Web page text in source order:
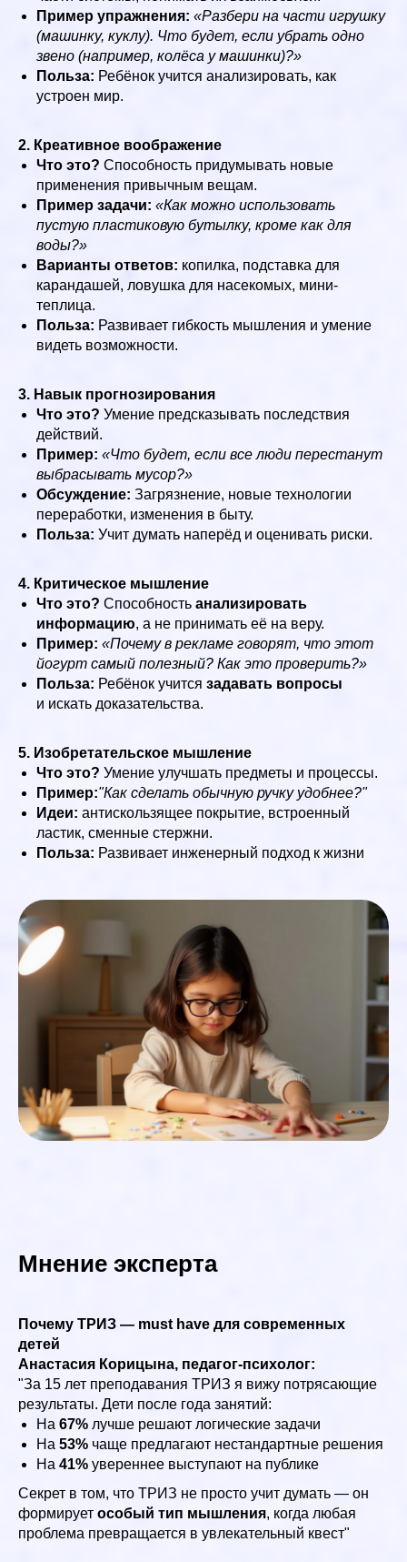
Пример упражнения: «Разбери на части игрушку
(машинку, куклу). Что будет, если убрать одно
звено (например, колёса у машинки)?»
Польза: Ребёнок учится анализировать, как
устроен мир.
2. Креативное воображение
Что это? Способность придумывать новые
применения привычным вещам.
Пример задачи: «Как можно использовать
пустую пластиковую бутылку, кроме как для
воды?»
Варианты ответов: копилка, подставка для
карандашей, ловушка для насекомых, мини-
теплица.
Польза: Развивает гибкость мышления и умение
видеть возможности.
3. Навык прогнозирования
Что это? Умение предсказывать последствия
действий.
Пример: «Что будет, если все люди перестанут
выбрасывать мусор?»
Обсуждение: Загрязнение, новые технологии
переработки, изменения в быту.
Польза: Учит думать наперёд и оценивать риски.
4. Критическое мышление
Что это? Способность анализировать
информацию, а не принимать её на веру.
Пример: «Почему в рекламе говорят, что этот
йогурт самый полезный? Как это проверить?»
Польза: Ребёнок учится задавать вопросы
и искать доказательства.
5. Изобретательское мышление
Что это? Умение улучшать предметы и процессы.
Пример:"Как сделать обычную ручку удобнее?"
Идеи: антискользящее покрытие, встроенный
ластик, сменные стержни.
Польза: Развивает инженерный подход к жизни
Мнение эксперта
Почему ТРИЗ — must have для современных
детей
Анастасия Корицына, педагог-психолог:
"За 15 лет преподавания ТРИЗ я вижу потрясающие
результаты. Дети после года занятий:
На 67% лучше решают логические задачи
На 53% чаще предлагают нестандартные решения
На 41% увереннее выступают на публике
Секрет в том, что ТРИЗ не просто учит думать — он
формирует особый тип мышления, когда любая
проблема превращается в увлекательный квест"